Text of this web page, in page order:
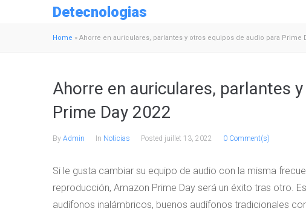
Detecnologias
Home » Ahorre en auriculares, parlantes y otros equipos de audio para Prime
Ahorre en auriculares, parlantes
Prime Day 2022
By Admin In Noticias Posted juillet 13, 2022 0 Comment(s)
Si le gusta cambiar su equipo de audio con la misma
reproducción, Amazon Prime Day será un éxito tras otro.
audífonos inalámbricos, buenos audífonos tradicionales